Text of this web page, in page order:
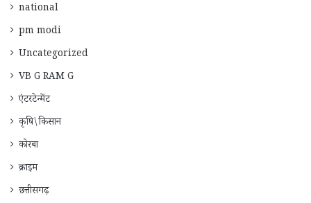
national
pm modi
Uncategorized
VB G RAM G
एंटरटेन्मेंट
कृषि\किसान
कोरबा
क्राइम
छत्तीसगढ़